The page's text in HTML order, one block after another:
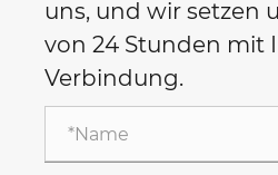
uns, und wir setzen
von 24 Stunden mit
Verbindung.